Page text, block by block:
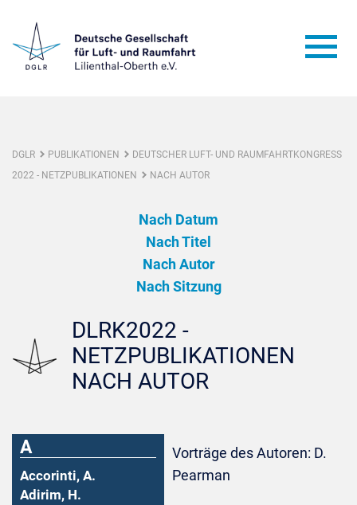
DGLR PUBLIKATIONEN
DEUTSCHER LUFT- UND RAUMFAHRTKONGRESS
2022 - NETZPUBLIKATIONEN
NACH AUTOR
Nach Datum
Nach Titel
Nach Autor
Nach Sitzung
DLRK2022 -
NETZPUBLIKATIONEN
NACH AUTOR
A
Accorinti, A.
Adirim, H.
Vorträge des Autoren: D.
Pearman